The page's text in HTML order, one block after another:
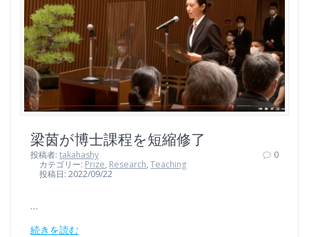
梁茵が博士課程を短縮修了
投稿者: takahashy
カテゴリー: Prize, Research,Teaching
投稿日: 2022/09/22
0
…
続きを読む